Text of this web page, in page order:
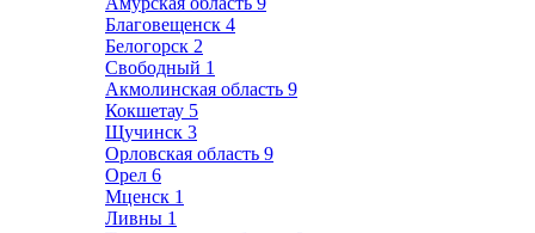
Благовещенск 4
Белогорск 2
Свободный 1
Акмолинская область 9
Кокшетау 5
Щучинск 3
Орловская область 9
Орел 6
Мценск 1
Ливны 1